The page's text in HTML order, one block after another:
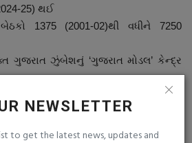
NEWSLETTER
to get the latest news, updates and
25) થઈ
1375 (2001-02)થી વધીને 7250
ગુજરાત ઝુંબેશનું ‘ગુજરાત મોડલ’ કેન્દ્ર
એબીડીએમ નેટવર્કમાં ડિજિટલ આરોગ્ય
સારવારમાં સગવડ અને પારદર્શિતા